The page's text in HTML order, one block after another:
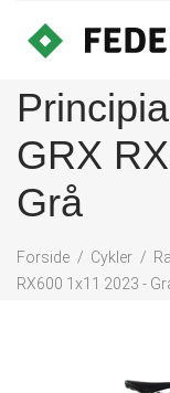
GRX
Grå
Forside Cykler
RX600 1x11 2023 -